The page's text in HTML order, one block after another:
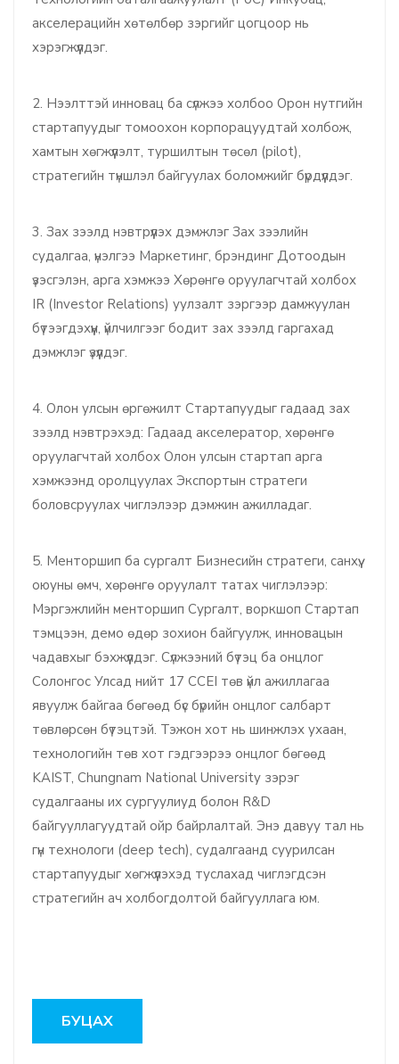
акселерацийн хөтөлбөр зэргийг цогцоор нь
хэрэгжүүлдэг.
2. Нээлттэй инновац ба сүлжээ холбоо Орон нутгийн
стартапуудыг томоохон корпорацуудтай холбож,
хамтын хөгжүүлэлт, туршилтын төсөл (pilot),
стратегийн түншлэл байгуулах боломжийг бүрдүүлдэг.
3. Зах зээлд нэвтрүүлэх дэмжлэг Зах зээлийн
судалгаа, үнэлгээ Маркетинг, брэндинг Дотоодын
үзэсгэлэн, арга хэмжээ Хөрөнгө оруулагчтай холбох
IR (Investor Relations) уулзалт зэргээр дамжуулан
бүтээгдэхүүн, үйлчилгээг бодит зах зээлд гаргахад
дэмжлэг үзүүлдэг.
4. Олон улсын өргөжилт Стартапуудыг гадаад зах
зээлд нэвтрэхэд: Гадаад акселератор, хөрөнгө
оруулагчтай холбох Олон улсын стартап арга
хэмжээнд оролцуулах Экспортын стратеги
боловсруулах чиглэлээр дэмжин ажилладаг.
5. Менторшип ба сургалт Бизнесийн стратеги, санхүү,
оюуны өмч, хөрөнгө оруулалт татах чиглэлээр:
Мэргэжлийн менторшип Сургалт, воркшоп Стартап
тэмцээн, демо өдөр зохион байгуулж, инновацын
чадавхыг бэхжүүлдэг. Сүлжээний бүтэц ба онцлог
Солонгос Улсад нийт 17 CCEI төв үйл ажиллагаа
явуулж байгаа бөгөөд бүс бүрийн онцлог салбарт
төвлөрсөн бүтэцтэй. Тэжон хот нь шинжлэх ухаан,
технологийн төв хот гэдгээрээ онцлог бөгөөд
KAIST, Chungnam National University зэрэг
судалгааны их сургуулиуд болон R&D
байгууллагуудтай ойр байрлалтай. Энэ давуу тал нь
гүн технологи (deep tech), судалгаанд суурилсан
стартапуудыг хөгжүүлэхэд туслахад чиглэгдсэн
стратегийн ач холбогдолтой байгууллага юм.
БУЦАХ